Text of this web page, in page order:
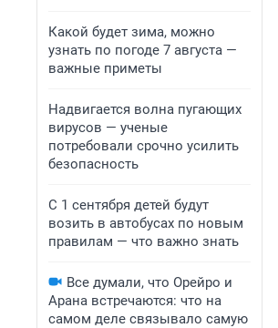
Какой будет зима, можно
узнать по погоде 7 августа —
важные приметы
Надвигается волна пугающих
вирусов — ученые
потребовали срочно усилить
безопасность
С 1 сентября детей будут
возить в автобусах по новым
правилам — что важно знать
Все думали, что Орейро и
Арана встречаются: что на
самом деле связывало самую